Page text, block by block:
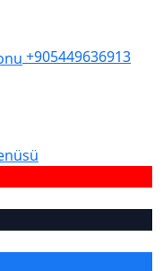
+905449636913